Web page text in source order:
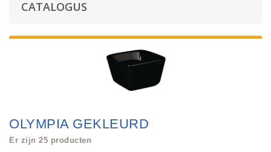
CATALOGUS
OLYMPIA GEKLEURD
Er zijn 25 producten